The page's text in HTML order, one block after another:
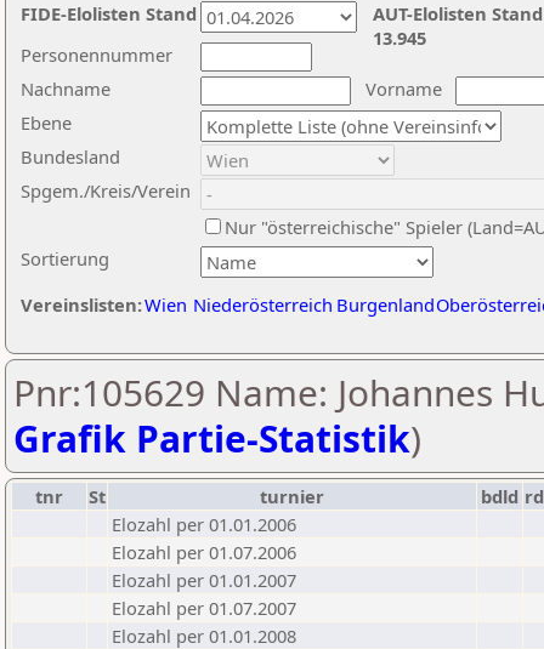
Nachname
Vorname
Ebene
Sortierung
Personennummer
Bundesland
Spgem./Kreis/Verein
Nur "österreichische" Spieler
Vereinslisten:Wien Niederösterreich Burgenland
AUT-Elolisten
13.945
FIDE-Elolisten Stand
Pnr:105629 Name: Johannes
Grafik Partie-Statistik)
tnr St turnier bdld rd
Elozahl per 01.01.2006
Elozahl per 01.07.2006
Elozahl per 01.01.2007
Elozahl per 01.07.2007
Elozahl per 01.01.2008